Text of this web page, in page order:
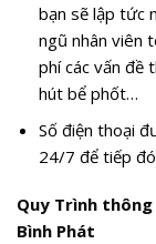
bạn sẽ lập tức
ngũ nhân viên
phí các vấn đề
hút bể phốt…
Số điện thoại
24/7 để tiếp
Quy Trình
Bình Phát